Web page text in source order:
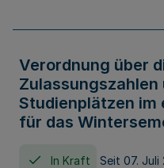
Verordnung über
Zulassungszahlen
Studienplätzen im
für das
In Kraft Seit 07. Juli